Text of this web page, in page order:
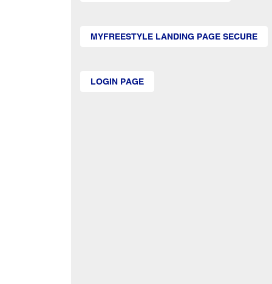
MYFREESTYLE LANDING PAGE SECURE
LOGIN PAGE